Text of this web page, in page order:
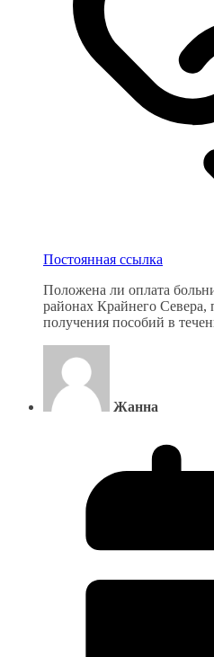
Постоянная ссылка
Положена ли оплата
районах Крайнего Севера,
получения пособий в
Жанна